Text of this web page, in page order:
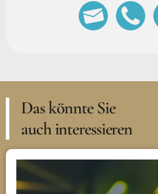
Das könnte Sie
auch interessieren